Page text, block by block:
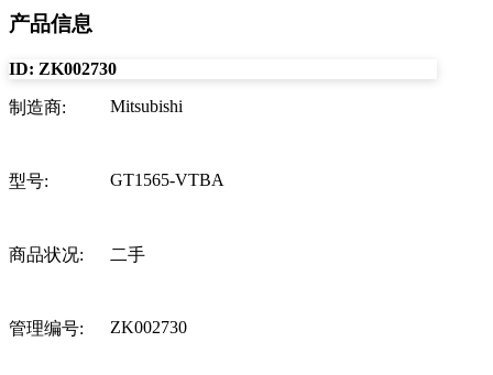
产品信息
ID: ZK002730
制造商: Mitsubishi
型号: GT1565-VTBA
商品状况: 二手
管理编号: ZK002730